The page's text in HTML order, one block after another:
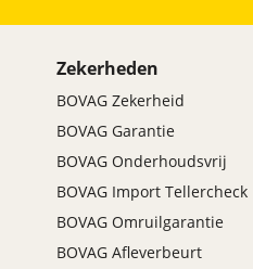
Zekerheden
BOVAG Zekerheid
BOVAG Garantie
BOVAG Onderhoudsvrij
BOVAG Import Tellercheck
BOVAG Omruilgarantie
BOVAG Afleverbeurt